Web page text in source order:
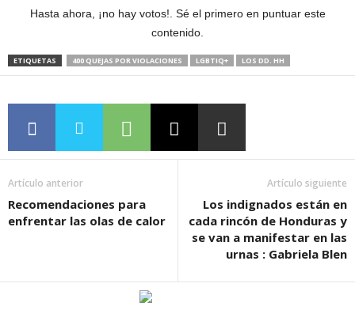
Hasta ahora, ¡no hay votos!. Sé el primero en puntuar este
contenido.
ETIQUETAS 400 QUEJAS POR VIOLACIONES LGBTIQ+ LOS DD. HH
Artículo anterior
Recomendaciones para
enfrentar las olas de calor
Artículo siguiente
Los indignados están en
cada rincón de Honduras y
se van a manifestar en las
urnas : Gabriela Blen